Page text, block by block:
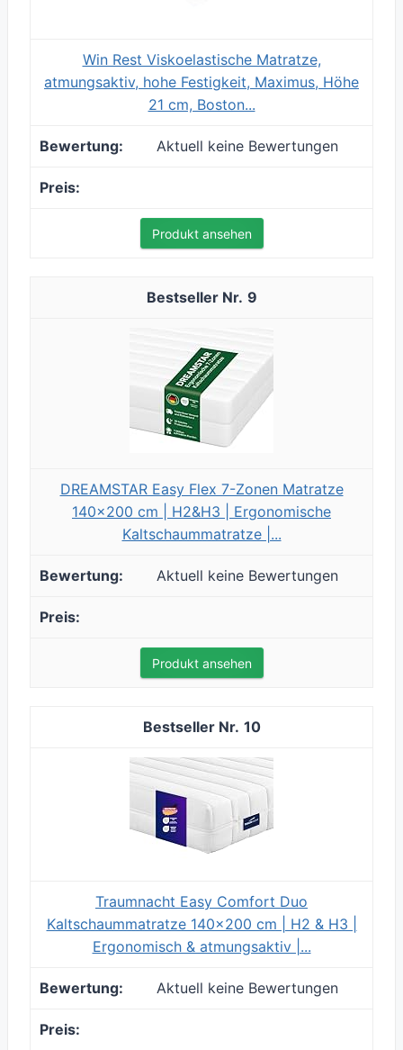
Win Rest Viskoelastische Matratze,
atmungsaktiv, hohe Festigkeit, Maximus, Höhe
21 cm, Boston...
Aktuell keine Bewertungen
Produkt ansehen
9
DREAMSTAR Easy Flex 7-Zonen Matratze
140x200 cm | H2&H3 | Ergonomische
Kaltschaummatratze |...
Aktuell keine Bewertungen
Produkt ansehen
10
Traumnacht Easy Comfort Duo
Kaltschaummatratze 140x200 cm | H2 & H3 |
Ergonomisch & atmungsaktiv |...
Aktuell keine Bewertungen